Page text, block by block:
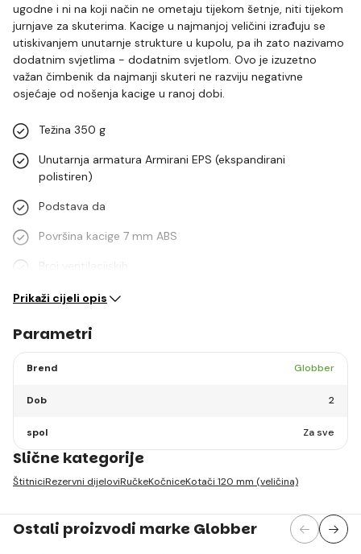
ugodne i ni na koji način ne ometaju tijekom šetnje, niti tijekom
jurnjave za skuterima. Kacige u najmanjoj veličini izrađuju se
utiskivanjem unutarnje strukture u kupolu, pa ih zato nazivamo
dodatnim svjetlima - dodatnim svjetlom. Ovo je izuzetno
važan čimbenik da najmanji skuteri ne razviju negativne
osjećaje od nošenja kacige u ranoj dobi.
Težina 350 g
Unutarnja armatura Armirani EPS (ekspandirani
polistiren)
Podstava da
Površina kacige 7 mm ABS
Broj ventilacijskih…
Prikaži cijeli opis
Parametri
Brend Globber
Dob 2
spol Za sve
Slične kategorije
ŠtitniciRezervni dijeloviRučkeKočniceKotači 120 mm (veličina)
Ostali proizvodi marke Globber